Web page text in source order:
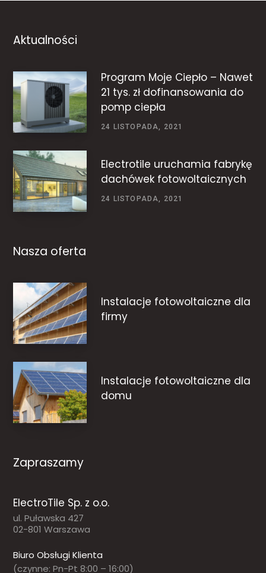
Aktualności
Program Moje Ciepło – Nawet
21 tys. zł dofinansowania do
pomp ciepła
24 LISTOPADA, 2021
Electrotile uruchamia fabrykę
dachówek fotowoltaicznych
24 LISTOPADA, 2021
Nasza oferta
Instalacje fotowoltaiczne dla
firmy
Instalacje fotowoltaiczne dla
domu
Zapraszamy
ElectroTile Sp. z o.o.
ul. Puławska 427
02-801 Warszawa
Biuro Obsługi Klienta
(czynne: Pn-Pt 8:00 – 16:00)